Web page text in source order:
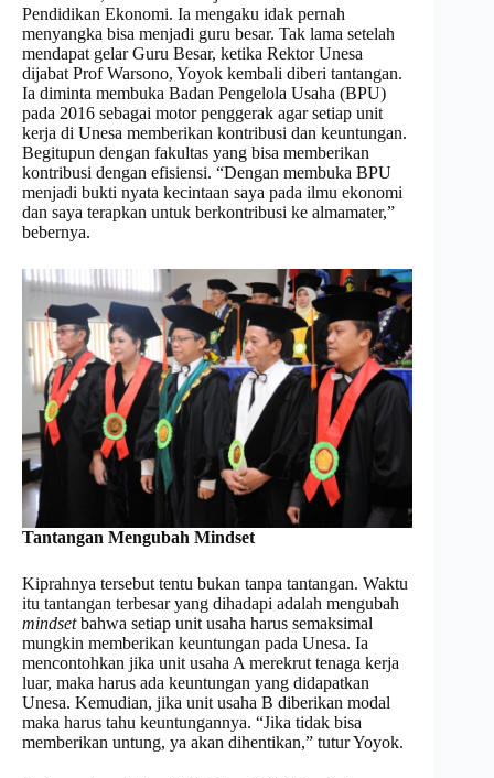
Pendidikan Ekonomi. Ia mengaku idak pernah
menyangka bisa menjadi guru besar. Tak lama setelah
mendapat gelar Guru Besar, ketika Rektor Unesa
dijabat Prof Warsono, Yoyok kembali diberi tantangan.
Ia diminta membuka Badan Pengelola Usaha (BPU)
pada 2016 sebagai motor penggerak agar setiap unit
kerja di Unesa memberikan kontribusi dan keuntungan.
Begitupun dengan fakultas yang bisa memberikan
kontribusi dengan efisiensi. “Dengan membuka BPU
menjadi bukti nyata kecintaan saya pada ilmu ekonomi
dan saya terapkan untuk berkontribusi ke almamater,”
bebernya.
Tantangan Mengubah Mindset
Kiprahnya tersebut tentu bukan tanpa tantangan. Waktu
itu tantangan terbesar yang dihadapi adalah mengubah
mindsetbahwa setiap unit usaha harus semaksimal
mungkin memberikan keuntungan pada Unesa. Ia
mencontohkan jika unit usaha A merekrut tenaga kerja
luar, maka harus ada keuntungan yang didapatkan
Unesa. Kemudian, jika unit usaha B diberikan modal
maka harus tahu keuntungannya. “Jika tidak bisa
memberikan untung, ya akan dihentikan,” tutur Yoyok.